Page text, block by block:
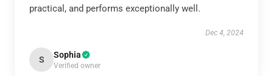
practical, and performs exceptionally well.
Dec 4, 2024
S Sophia
Verified owner